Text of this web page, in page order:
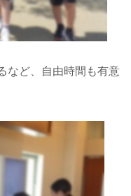
など、自由時間も有意